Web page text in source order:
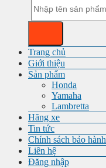
Trang chủ
Giới thiệu
Sản phẩm
Honda
Yamaha
Lambretta
Hãng xe
Tin tức
Chính sách bảo hành
Liên hệ
Đăng nhập